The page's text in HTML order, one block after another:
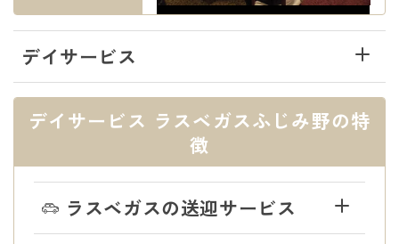
デイサービス
デイサービス ラスベガスふじみ野の特
徴
ラスベガスの送迎サービス